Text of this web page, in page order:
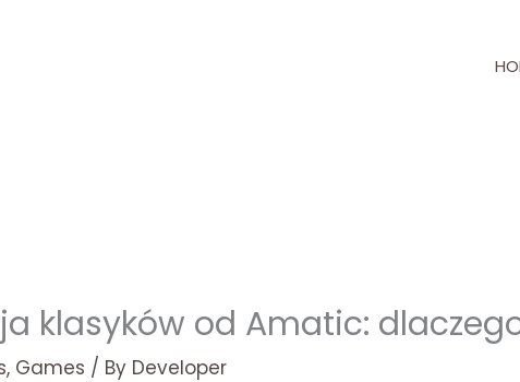
klasyków od Amatic:
Games / By Developer